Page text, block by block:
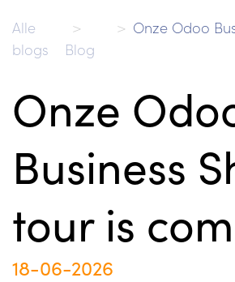
Alle
blogs
Blog
Onze Odoo
Onze
Business
tour is
18-06-2026